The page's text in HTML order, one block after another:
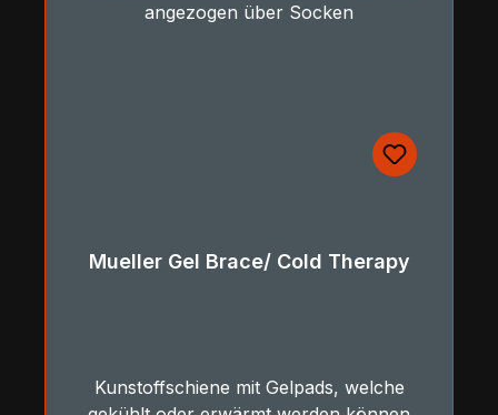
Mueller Gel Brace/ Cold Therapy
Kunstoffschiene mit Gelpads, welche